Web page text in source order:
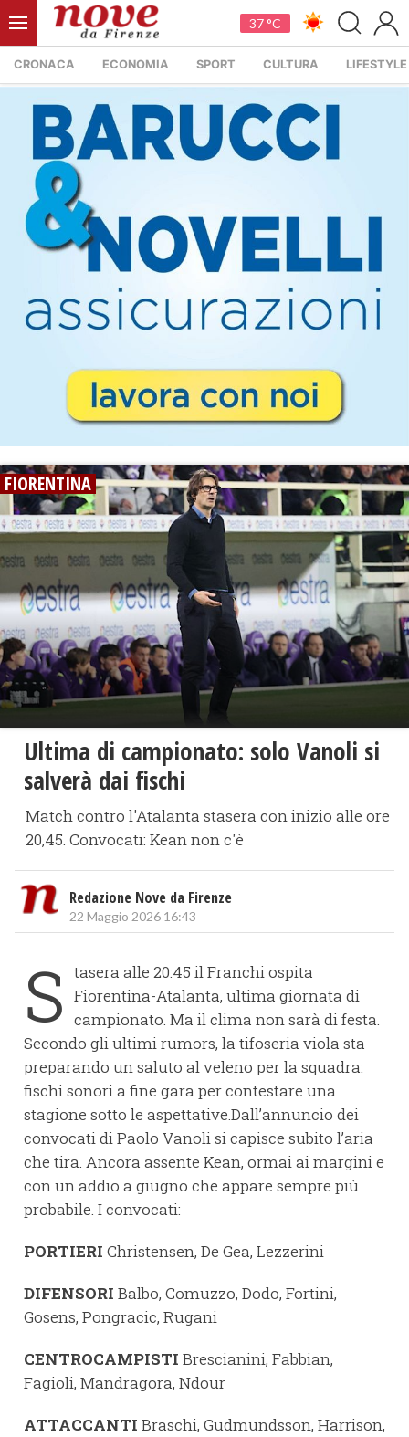
37 °C
CRONACA ECONOMIA SPORT CULTURA LIFESTYLE
FIORENTINA
Ultima di campionato: solo Vanoli si
salverà dai fischi
Match contro l'Atalanta stasera con inizio alle ore
20,45. Convocati: Kean non c'è
Redazione Nove da Firenze
22 Maggio 2026 16:43
S tasera alle 20:45 il Franchi ospita
Fiorentina-Atalanta, ultima giornata di
campionato. Ma il clima non sarà di festa.
Secondo gli ultimi rumors, la tifoseria viola sta
preparando un saluto al veleno per la squadra:
fischi sonori a fine gara per contestare una
stagione sotto le aspettative.Dall’annuncio dei
convocati di Paolo Vanoli si capisce subito l’aria
che tira. Ancora assente Kean, ormai ai margini e
con un addio a giugno che appare sempre più
probabile. I convocati:
PORTIERI Christensen, De Gea, Lezzerini
DIFENSORI Balbo, Comuzzo, Dodo, Fortini,
Gosens, Pongracic, Rugani
CENTROCAMPISTI Brescianini, Fabbian,
Fagioli, Mandragora, Ndour
ATTACCANTI Braschi, Gudmundsson, Harrison,